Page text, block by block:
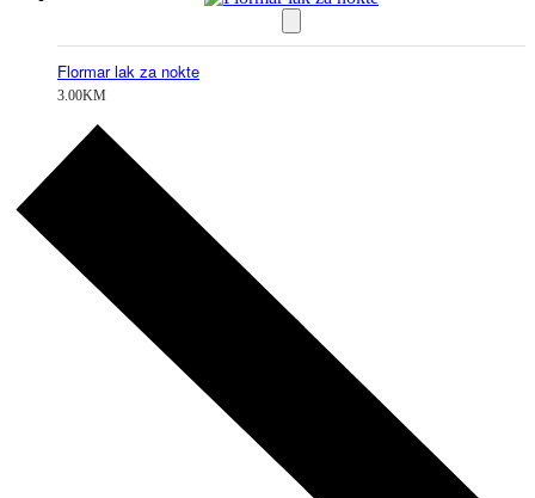
Flormar lak za nokte
3.00KM